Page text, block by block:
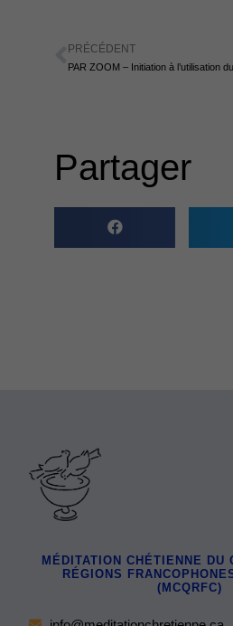
Précédent
PRÉCÉDENT
PAR ZOOM – Initiation à l’utilisation
Partager
MÉDITATION CHÉTIENNE DU
RÉGIONS
(MCQRFC)